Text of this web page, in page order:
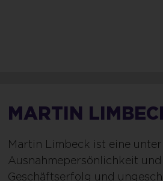
MARTIN
Martin Limbeck ist eine
Ausnahmepersönlichkeit
Geschäftserfolg und